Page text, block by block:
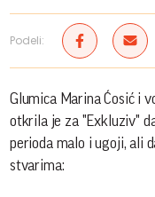
Podeli:
Glumica Marina Ćosić i
otkrila je za "Exkluziv"
perioda malo i ugoji, ali
stvarima: